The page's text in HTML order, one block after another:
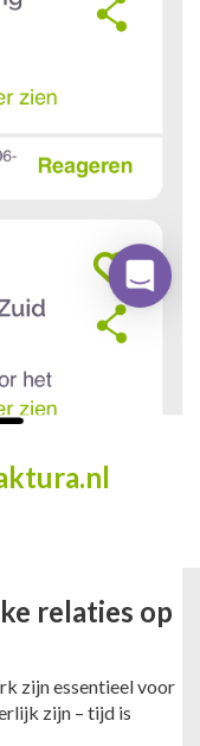
relaties op
zijn essentieel voor
zijn – tijd is